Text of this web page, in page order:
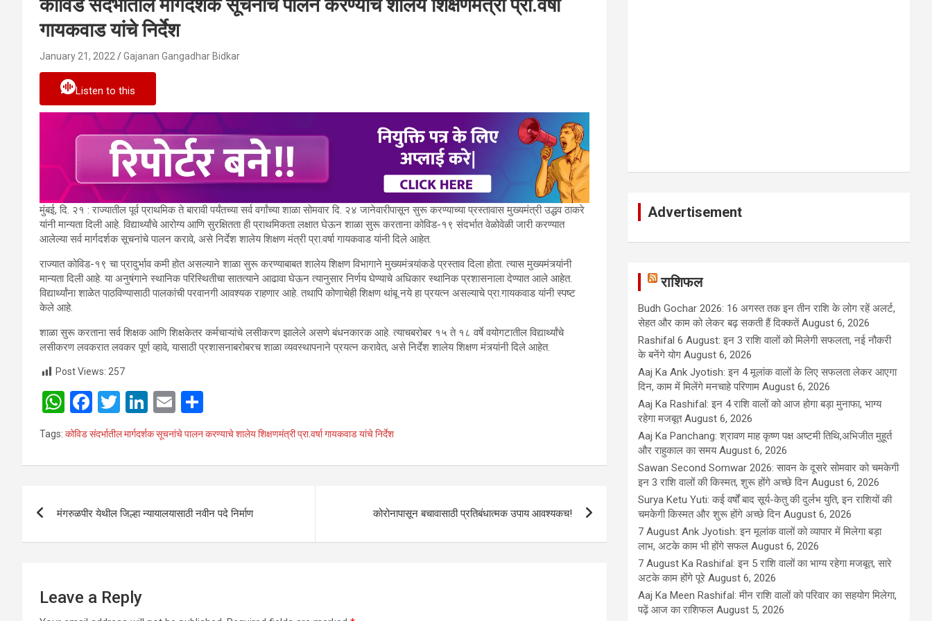
कोविड संदर्भातील मार्गदर्शक सूचनांचे पालन करण्याचे शालेय शिक्षणमंत्री प्रा.वर्षा
गायकवाड यांचे निर्देश
January 21, 2022 Gajanan Gangadhar Bidkar
Listen to this
मुंबई, दि. २१ : राज्यातील पूर्व प्राथमिक ते बारावी पर्यंतच्या सर्व वर्गांच्या शाळा सोमवार दि. २४ जानेवारीपासून सुरू करण्याच्या प्रस्तावास मुख्यमंत्री उद्धव ठाकरे
यांनी मान्यता दिली आहे. विद्यार्थ्यांचे आरोग्य आणि सुरक्षितता ही प्राथमिकता लक्षात घेऊन शाळा सुरू करताना कोविड-१९ संदर्भात वेळोवेळी जारी करण्यात
आलेल्या सर्व मार्गदर्शक सूचनांचे पालन करावे, असे निर्देश शालेय शिक्षण मंत्री प्रा.वर्षा गायकवाड यांनी दिले आहेत.
राज्यात कोविड-१९ चा प्रादुर्भाव कमी होत असल्याने शाळा सुरू करण्याबाबत शालेय शिक्षण विभागाने मुख्यमंत्र्यांकडे प्रस्ताव दिला होता. त्यास मुख्यमंत्र्यांनी
मान्यता दिली आहे. या अनुषंगाने स्थानिक परिस्थितीचा सातत्याने आढावा घेऊन त्यानुसार निर्णय घेण्याचे अधिकार स्थानिक प्रशासनाला देण्यात आले आहेत.
विद्यार्थ्यांना शाळेत पाठविण्यासाठी पालकांची परवानगी आवश्यक राहणार आहे. तथापि कोणाचेही शिक्षण थांबू नये हा प्रयत्न असल्याचे प्रा.गायकवाड यांनी स्पष्ट
केले आहे.
शाळा सुरू करताना सर्व शिक्षक आणि शिक्षकेतर कर्मचाऱ्यांचे लसीकरण झालेले असणे बंधनकारक आहे. त्याचबरोबर १५ ते १८ वर्षे वयोगटातील विद्यार्थ्यांचे
लसीकरण लवकरात लवकर पूर्ण व्हावे, यासाठी प्रशासनाबरोबरच शाळा व्यवस्थापनाने प्रयत्न करावेत, असे निर्देश शालेय शिक्षण मंत्र्यांनी दिले आहेत.
Post Views: 257
W
h
at
s
p
F
a
ce
b
o
T
wi
tt
er
Li
ke
dI
E
m
ail ar
e
Tags: कोविड संदर्भातील मार्गदर्शक सूचनांचे पालन करण्याचे शालेय शिक्षणमंत्री प्रा.वर्षा गायकवाड यांचे निर्देश
मंगरुळपीर येथील जिल्हा न्यायालयासाठी नवीन पदे निर्माण कोरोनापासून बचावासाठी प्रतिबंधात्मक उपाय आवश्यकच!
Leave a Reply
Advertisement
राशिफल
Budh Gochar 2026: 16 अगस्त तक इन तीन राशि के लोग रहें अलर्ट,
सेहत और काम को लेकर बढ़ सकती हैं दिक्कतें August 6, 2026
Rashifal 6 August: इन 3 राशि वालों को मिलेगी सफलता, नई नौकरी
के बनेंगे योग August 6, 2026
Aaj Ka Ank Jyotish: इन 4 मूलांक वालों के लिए सफलता लेकर आएगा
दिन, काम में मिलेंगे मनचाहे परिणाम August 6, 2026
Aaj Ka Rashifal: इन 4 राशि वालों को आज होगा बड़ा मुनाफा, भाग्य
रहेगा मजबूत August 6, 2026
Aaj Ka Panchang: श्रावण माह कृष्ण पक्ष अष्टमी तिथि,अभिजीत मुहूर्त
और राहुकाल का समय August 6, 2026
Sawan Second Somwar 2026: सावन के दूसरे सोमवार को चमकेगी
इन 3 राशि वालों की किस्मत, शुरू होंगे अच्छे दिन August 6, 2026
Surya Ketu Yuti: कई वर्षों बाद सूर्य-केतु की दुर्लभ युति, इन राशियों की
चमकेगी किस्मत और शुरू होंगे अच्छे दिन August 6, 2026
7 August Ank Jyotish: इन मूलांक वालों को व्यापार में मिलेगा बड़ा
लाभ, अटके काम भी होंगे सफल August 6, 2026
7 August Ka Rashifal: इन 5 राशि वालों का भाग्य रहेगा मजबूत, सारे
अटके काम होंगे पूरे August 6, 2026
Aaj Ka Meen Rashifal: मीन राशि वालों को परिवार का सहयोग मिलेगा,
पढ़ें आज का राशिफल August 5, 2026